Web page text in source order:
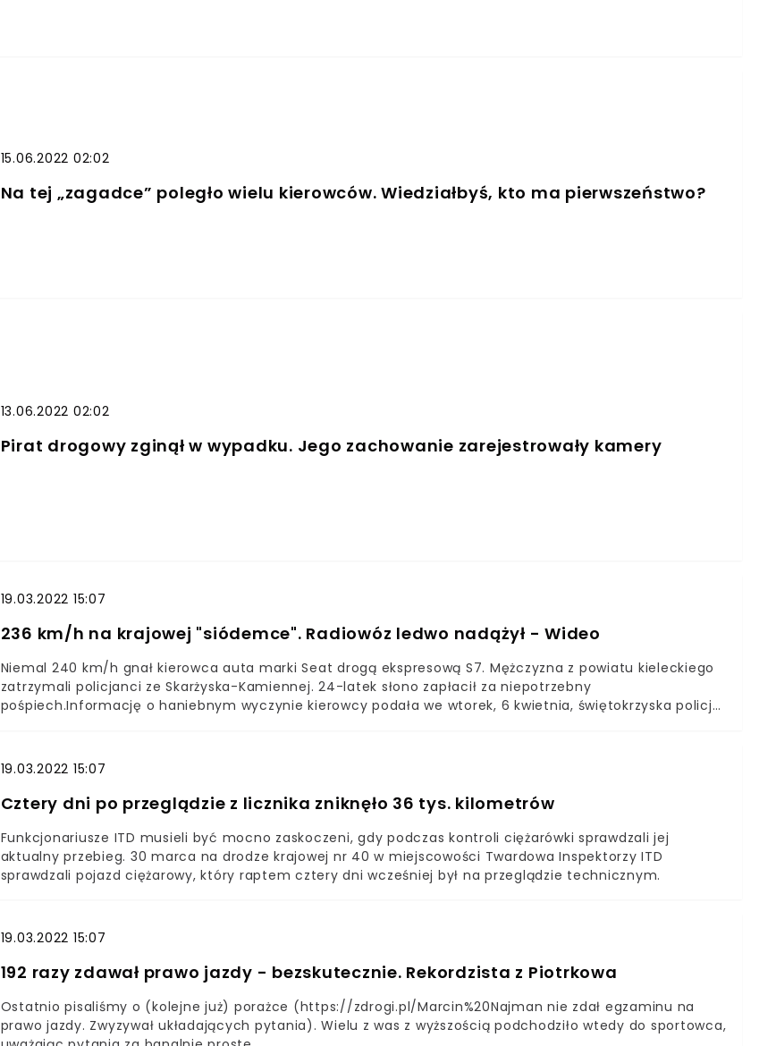
15.06.2022 02:02
Na tej „zagadce” poległo wielu kierowców. Wiedziałbyś, kto ma pierwszeństwo?
13.06.2022 02:02
Pirat drogowy zginął w wypadku. Jego zachowanie zarejestrowały kamery
19.03.2022 15:07
236 km/h na krajowej "siódemce". Radiowóz ledwo nadążył - Wideo
Niemal 240 km/h gnał kierowca auta marki Seat drogą ekspresową S7. Mężczyzna z powiatu kieleckiego
zatrzymali policjanci ze Skarżyska-Kamiennej. 24-latek słono zapłacił za niepotrzebny
pośpiech.Informację o haniebnym wyczynie kierowcy podała we wtorek, 6 kwietnia, świętokrzyska policja.
drogowego skarżyskiej komendy ukarali kierowcę mandatem karnym w wysokości 500 zł oraz 10 punktami
Suchedniowie.Przypominamy, że w Polsce na drogach ekspresowych obowiązuje ograniczenie prędkości
do 120 km/h.`Jeleń wtargnął na drogę w czasie przejażdżki. Motocyklista wystrzelił jak z procy -
WideoCzytaj dalejOczywiście prędkość kierowcy jest jedynie prędkością orientacyjną w odniesieniu do
radiowozu, który dokonywał pomiaru. 236 km/h jechali policjanci, którzy mierzyli prędkość seata za
pomocą wideorejestratora. Pomiaru dokonano z bardzo dużej odległości, około 150-200 metrów, przy 21-
19.03.2022 15:07
Cztery dni po przeglądzie z licznika zniknęło 36 tys. kilometrów
Funkcjonariusze ITD musieli być mocno zaskoczeni, gdy podczas kontroli ciężarówki sprawdzali jej
aktualny przebieg. 30 marca na drodze krajowej nr 40 w miejscowości Twardowa Inspektorzy ITD
sprawdzali pojazd ciężarowy, który raptem cztery dni wcześniej był na przeglądzie technicznym.
19.03.2022 15:07
192 razy zdawał prawo jazdy - bezskutecznie. Rekordzista z Piotrkowa
Ostatnio pisaliśmy o (kolejne już) porażce (https://zdrogi.pl/Marcin%20Najman nie zdał egzaminu na
prawo jazdy. Zwyzywał układających pytania). Wielu z was z wyższością podchodziło wtedy do sportowca,